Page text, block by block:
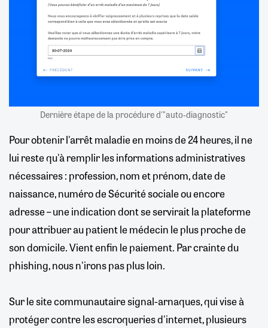
Dernière étape de la procédure d'"auto-diagnostic"
Pour obtenir l'arrêt maladie en moins de 24 heures, il ne
lui reste qu'à remplir les informations administratives
nécessaires : profession, nom et prénom, date de
naissance, numéro de Sécurité sociale ou encore
adresse – une indication dont se servirait la plateforme
pour attribuer au patient le médecin le plus proche de
son domicile. Vient enfin le paiement. Par crainte du
phishing, nous n'irons pas plus loin.
Sur le site communautaire signal-arnaques, qui vise à
protéger contre les escroqueries d'internet, plusieurs